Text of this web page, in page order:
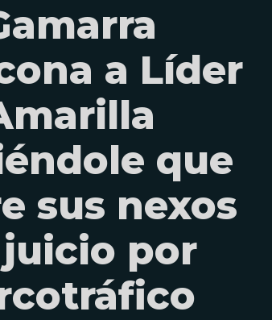
a Líder
que
sus nexos
por